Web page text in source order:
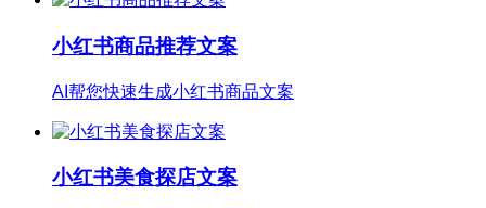
小红书商品推荐文案
AI帮您快速生成小红书商品文案
小红书美食探店文案